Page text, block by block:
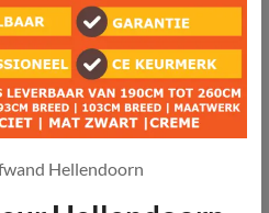
Hellendoorn